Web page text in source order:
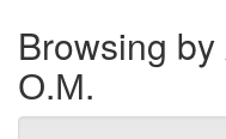
Browsing
О.М.